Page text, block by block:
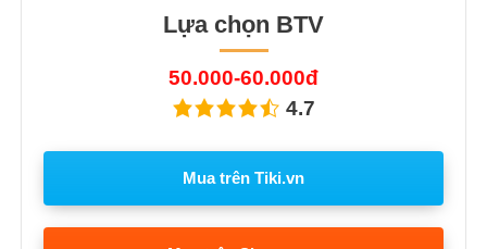
Lựa chọn BTV
50.000-60.000đ
4.7
Mua trên Tiki.vn